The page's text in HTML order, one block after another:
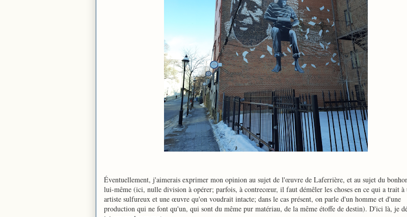
Éventuellement, j'aimerais exprimer mon opinion au sujet de l'œuvre de Laferrière, et au sujet du
lui-même (ici, nulle division à opérer; parfois, à contrecœur, il faut démêler les choses en ce qui a trait à
artiste sulfureux et une œuvre qu'on voudrait intacte; dans le cas présent, on parle d'un homme et d'une
production qui ne font qu'un, qui sont du même pur matériau, de la même étoffe de destin). D'ici là, je